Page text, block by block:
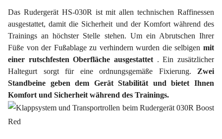
Das Rudergerät HS-030R ist mit allen technischen Raffinessen
ausgestattet, damit die Sicherheit und der Komfort während des
Trainings an höchster Stelle stehen. Um ein Abrutschen Ihrer
Füße von der Fußablage zu verhindern wurden die selbigen mit
einer rutschfesten Oberfläche ausgestattet . Ein zusätzlicher
Haltegurt sorgt für eine ordnungsgemäße Fixierung. Zwei
Standbeine geben dem Gerät Stabilität und bietet Ihnen
Komfort und Sicherheit während des Trainings.